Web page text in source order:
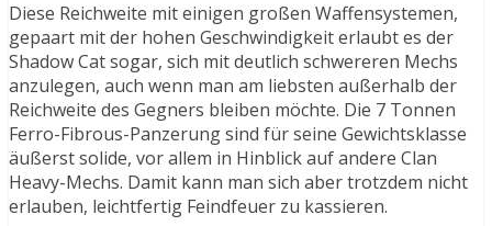
Diese Reichweite mit einigen großen Waffensystemen,
gepaart mit der hohen Geschwindigkeit erlaubt es der
Shadow Cat sogar, sich mit deutlich schwereren Mechs
anzulegen, auch wenn man am liebsten außerhalb der
Reichweite des Gegners bleiben möchte. Die 7 Tonnen
Ferro-Fibrous-Panzerung sind für seine Gewichtsklasse
äußerst solide, vor allem in Hinblick auf andere Clan
Heavy-Mechs. Damit kann man sich aber trotzdem nicht
erlauben, leichtfertig Feindfeuer zu kassieren.